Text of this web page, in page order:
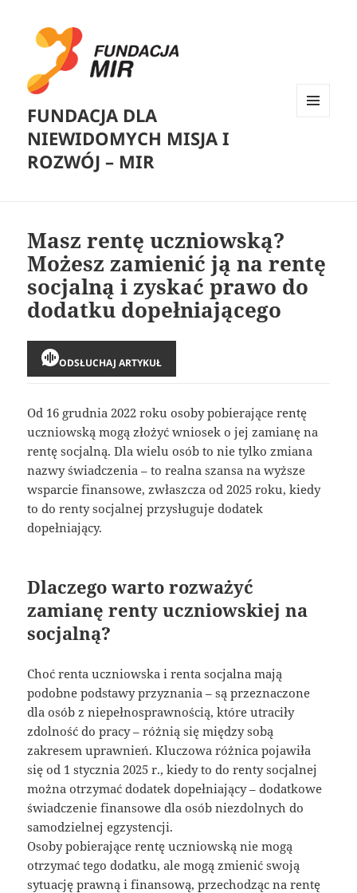
FUNDACJA DLA
NIEWIDOMYCH MISJA I
ROZWÓJ – MIR
Masz rentę uczniowską?
Możesz zamienić ją na rentę
socjalną i zyskać prawo do
dodatku dopełniającego
ODSŁUCHAJ ARTYKUŁ
Od 16 grudnia 2022 roku osoby pobierające rentę
uczniowską mogą złożyć wniosek o jej zamianę na
rentę socjalną. Dla wielu osób to nie tylko zmiana
nazwy świadczenia – to realna szansa na wyższe
wsparcie finansowe, zwłaszcza od 2025 roku, kiedy
to do renty socjalnej przysługuje dodatek
dopełniający.
Dlaczego warto rozważyć
zamianę renty uczniowskiej na
socjalną?
Choć renta uczniowska i renta socjalna mają
podobne podstawy przyznania – są przeznaczone
dla osób z niepełnosprawnością, które utraciły
zdolność do pracy – różnią się między sobą
zakresem uprawnień. Kluczowa różnica pojawiła
się od 1 stycznia 2025 r., kiedy to do renty socjalnej
można otrzymać dodatek dopełniający – dodatkowe
świadczenie finansowe dla osób niezdolnych do
samodzielnej egzystencji.
Osoby pobierające rentę uczniowską nie mogą
otrzymać tego dodatku, ale mogą zmienić swoją
sytuację prawną i finansową, przechodząc na rentę